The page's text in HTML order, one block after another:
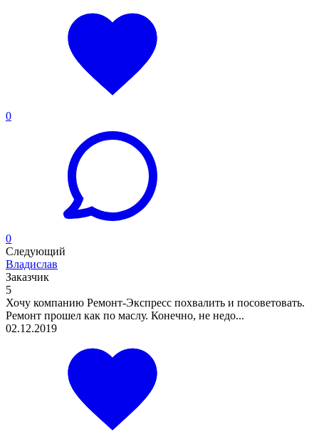
0
0
Следующий
Владислав
Заказчик
5
Хочу компанию Ремонт-Экспресс похвалить и посоветовать.
Ремонт прошел как по маслу. Конечно, не недо...
02.12.2019